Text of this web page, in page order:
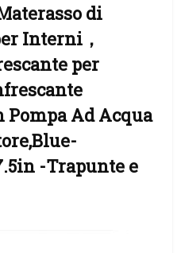
di
Interni，
per
Ad Acqua
-Trapunte e